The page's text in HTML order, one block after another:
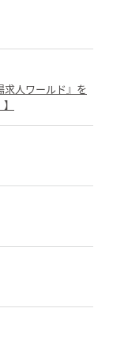
求人ワールド』を